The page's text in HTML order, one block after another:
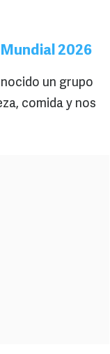
2026
un grupo
comida y nos